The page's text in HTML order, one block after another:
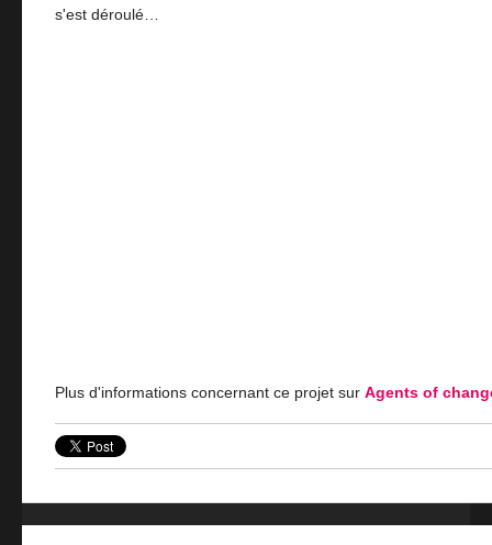
s'est déroulé…
Plus d'informations concernant ce projet sur Agents of